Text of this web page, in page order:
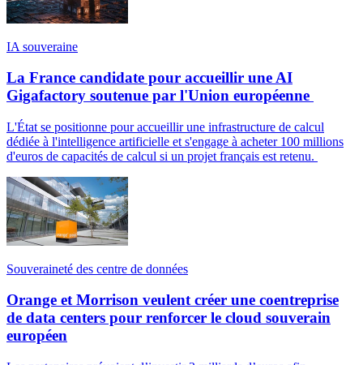
IA souveraine
La France candidate pour accueillir une AI
Gigafactory soutenue par l'Union européenne
L'État se positionne pour accueillir une infrastructure de calcul
dédiée à l'intelligence artificielle et s'engage à acheter 100 millions
d'euros de capacités de calcul si un projet français est retenu.
Souveraineté des centre de données
Orange et Morrison veulent créer une coentreprise
de data centers pour renforcer le cloud souverain
européen